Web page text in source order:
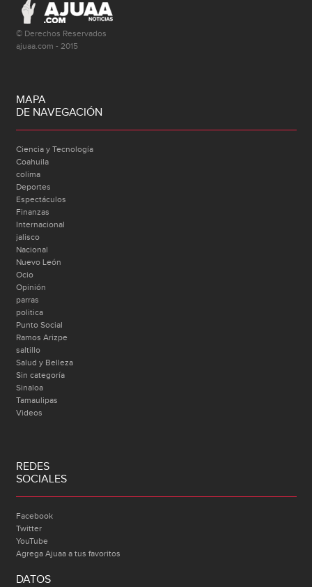
© Derechos Reservados
ajuaa.com - 2015
MAPA
DE NAVEGACIÓN
Ciencia y Tecnología
Coahuila
colima
Deportes
Espectáculos
Finanzas
Internacional
jalisco
Nacional
Nuevo León
Ocio
Opinión
parras
politica
Punto Social
Ramos Arizpe
saltillo
Salud y Belleza
Sin categoría
Sinaloa
Tamaulipas
Videos
REDES
SOCIALES
Facebook
Twitter
YouTube
Agrega Ajuaa a tus favoritos
DATOS